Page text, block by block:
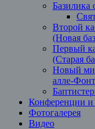
Базилика
Второй
(Новая
Первый
(Старая
Новый
алле-
Конференции и
Фотогалерея
Видео